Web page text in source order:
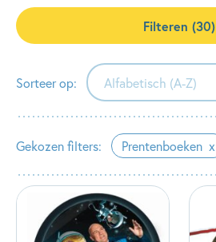
Filteren (30)
Sorteer op: Alfabetisch (A-Z)
Alfabetisch (A-Z)
Alfabetisch (Z-A)
Verschijningsdatum
Gekozen filters: Prentenboeken